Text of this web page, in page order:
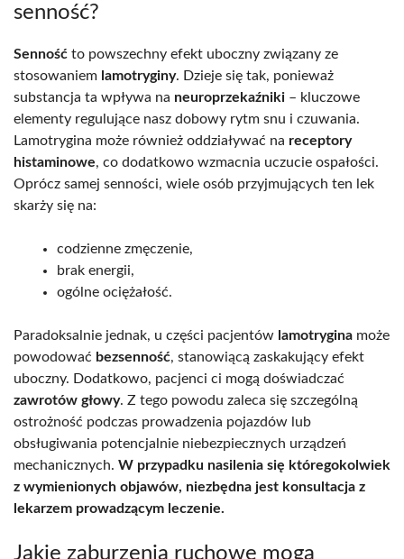
senność?
Senność to powszechny efekt uboczny związany ze
stosowaniem lamotryginy. Dzieje się tak, ponieważ
substancja ta wpływa na neuroprzekaźniki – kluczowe
elementy regulujące nasz dobowy rytm snu i czuwania.
Lamotrygina może również oddziaływać na receptory
histaminowe, co dodatkowo wzmacnia uczucie ospałości.
Oprócz samej senności, wiele osób przyjmujących ten lek
skarży się na:
codzienne zmęczenie,
brak energii,
ogólne ociężałość.
Paradoksalnie jednak, u części pacjentów lamotrygina może
powodować bezsenność, stanowiącą zaskakujący efekt
uboczny. Dodatkowo, pacjenci ci mogą doświadczać
zawrotów głowy. Z tego powodu zaleca się szczególną
ostrożność podczas prowadzenia pojazdów lub
obsługiwania potencjalnie niebezpiecznych urządzeń
mechanicznych. W przypadku nasilenia się któregokolwiek
z wymienionych objawów, niezbędna jest konsultacja z
lekarzem prowadzącym leczenie.
Jakie zaburzenia ruchowe mogą